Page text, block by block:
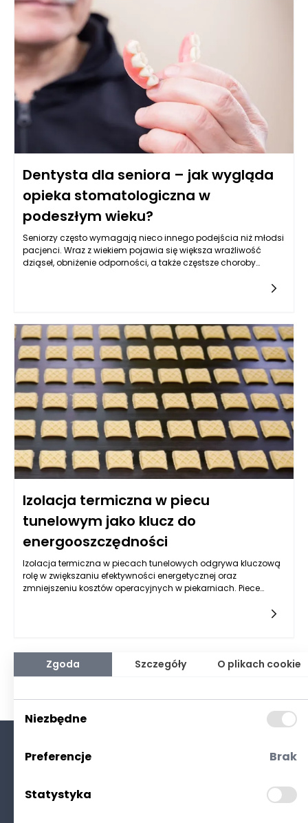
Dentysta dla seniora – jak wygląda
opieka stomatologiczna w
podeszłym wieku?
Seniorzy często wymagają nieco innego podejścia niż młodsi
pacjenci. Wraz z wiekiem pojawia się większa wrażliwość
dziąseł, obniżenie odporności, a także częstsze choroby
profilaktyka chorób przyzębia czy leczenie nadwrażliwości to
tylko część zabiegów, które powinny być indywidualnie
dobierane. Gabinet Kołodziejczykowie – dentysta Rzeszów –
oferuje kompleksową opiekę seniorom, uwzględniając ich
potrzeby zdrowotne, ale też emocjonalne, takie jak niepokój
przed leczeniem czy problemy z poruszaniem się.
Izolacja termiczna w piecu
tunelowym jako klucz do
energooszczędności
Izolacja termiczna w piecach tunelowych odgrywa kluczową
rolę w zwiększaniu efektywności energetycznej oraz
zmniejszeniu kosztów operacyjnych w piekarniach. Piece
wyrobów cukierniczych, są zaprojektowane w taki sposób, aby
minimalizację strat ciepła, co z kolei przekłada się na
zmniejszenie zużycia energii potrzebnej do podgrzania
komory pieczenia. Dzięki temu piekarze mogą osiągnąć
szczególnie istotne w dobie ciągłego wzrostu cen energii.
Polityka prywatności
Zgoda Szczegóły O plikach cookie
Niezbędne
Preferencje Brak
Statystyka